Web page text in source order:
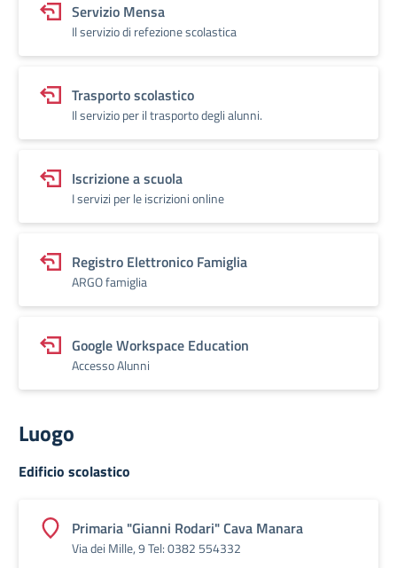
Servizio Mensa
Il servizio di refezione scolastica
Trasporto scolastico
Il servizio per il trasporto degli alunni.
Iscrizione a scuola
I servizi per le iscrizioni online
Registro Elettronico Famiglia
ARGO famiglia
Google Workspace Education
Accesso Alunni
Luogo
Edificio scolastico
Primaria "Gianni Rodari" Cava Manara
Via dei Mille, 9 Tel: 0382 554332